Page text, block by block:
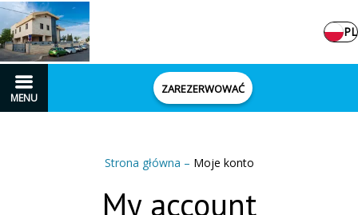
PL
MENU
ZAREZERWOWAĆ
Strona główna – Moje konto
My account